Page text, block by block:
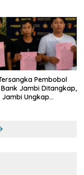
Pembobol
Jambi Ditangkap,
Jambi Ungkap